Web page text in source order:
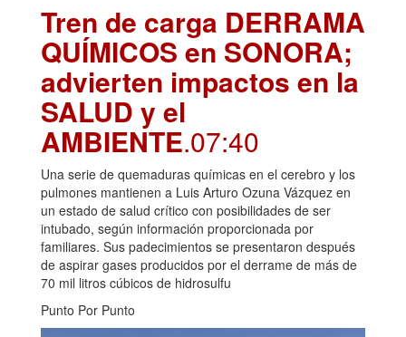
Tren de carga DERRAMA
QUÍMICOS en SONORA;
advierten impactos en la
SALUD y el
AMBIENTE.07:40
Una serie de quemaduras químicas en el cerebro y los
pulmones mantienen a Luis Arturo Ozuna Vázquez en
un estado de salud crítico con posibilidades de ser
intubado, según información proporcionada por
familiares. Sus padecimientos se presentaron después
de aspirar gases producidos por el derrame de más de
70 mil litros cúbicos de hidrosulfu
Punto Por Punto